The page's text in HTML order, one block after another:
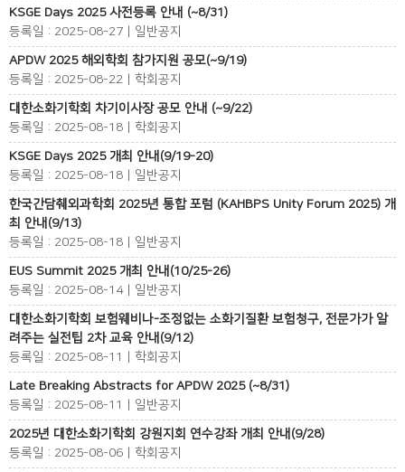
KSGE Days 2025 사전등록 안내 (~8/31)
등록일 : 2025-08-27 | 일반공지
APDW 2025 해외학회 참가지원 공모(~9/19)
등록일 : 2025-08-22 | 학회공지
대한소화기학회 차기이사장 공모 안내 (~9/22)
등록일 : 2025-08-18 | 학회공지
KSGE Days 2025 개최 안내(9/19-20)
등록일 : 2025-08-18 | 일반공지
한국간담췌외과학회 2025년 통합 포럼 (KAHBPS Unity Forum 2025) 개
최 안내(9/13)
등록일 : 2025-08-18 | 일반공지
EUS Summit 2025 개최 안내(10/25-26)
등록일 : 2025-08-14 | 일반공지
대한소화기학회 보험웨비나-조정없는 소화기질환 보험청구, 전문가가 알
려주는 실전팁 2차 교육 안내(9/12)
등록일 : 2025-08-11 | 학회공지
Late Breaking Abstracts for APDW 2025 (~8/31)
등록일 : 2025-08-11 | 일반공지
2025년 대한소화기학회 강원지회 연수강좌 개최 안내(9/28)
등록일 : 2025-08-06 | 학회공지